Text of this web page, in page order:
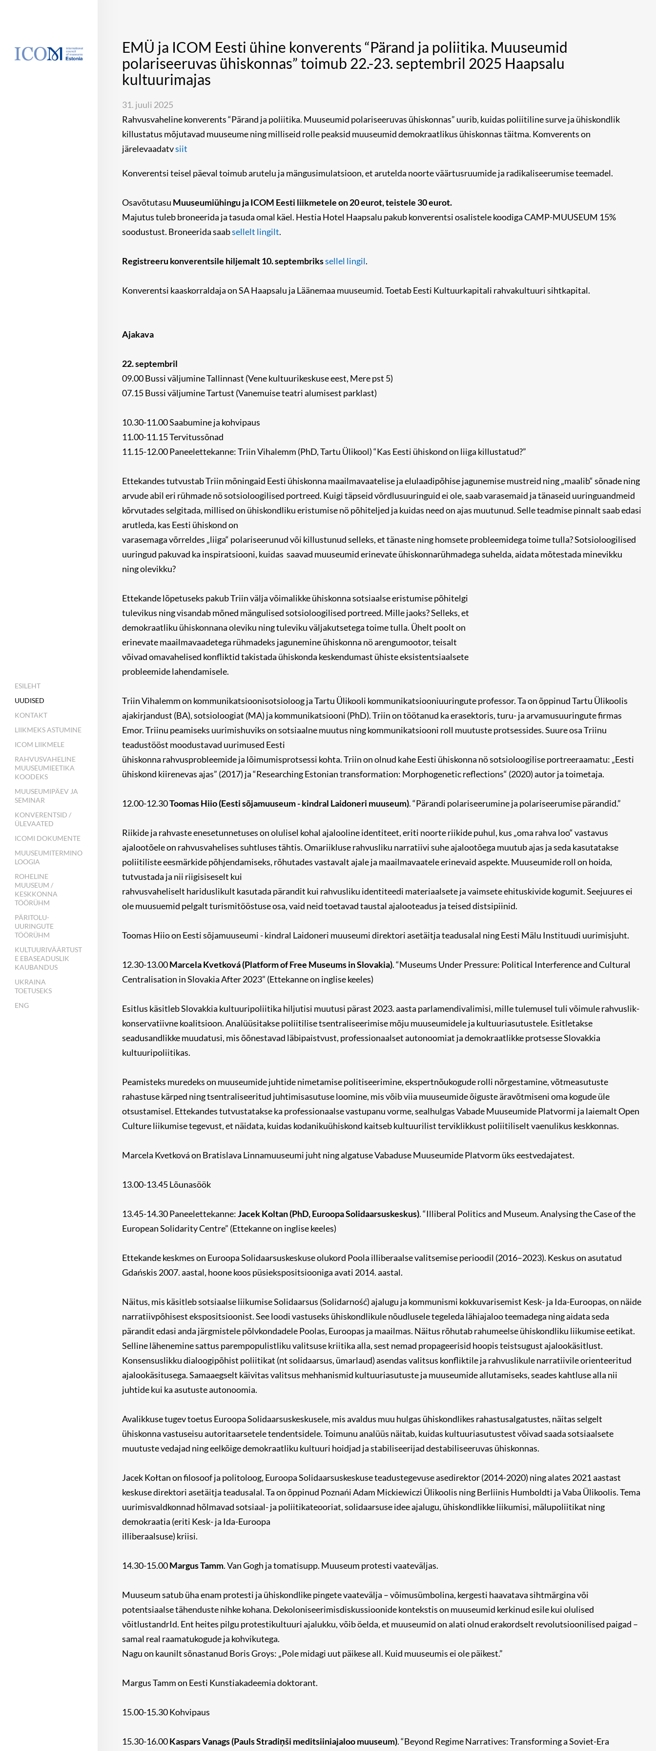
ESILEHT
UUDISED
KONTAKT
LIIKMEKS ASTUMINE
ICOM LIIKMELE
RAHVUSVAHELINE
MUUSEUMIEETIKA
KOODEKS
MUUSEUMIPÄEV JA
SEMINAR
KONVERENTSID /
ÜLEVAATED
ICOMI DOKUMENTE
MUUSEUMITERMINO
LOOGIA
ROHELINE
MUUSEUM /
KESKKONNA
TÖÖRÜHM
PÄRITOLU-
UURINGUTE
TÖÖRÜHM
KULTUURIVÄÄRTUST
E EBASEADUSLIK
KAUBANDUS
UKRAINA
TOETUSEKS
ENG
EMÜ ja ICOM Eesti ühine konverents “Pärand ja poliitika. Muuseumid
polariseeruvas ühiskonnas” toimub 22.-23. septembril 2025 Haapsalu
kultuurimajas
31. juuli 2025
Rahvusvaheline konverents “Pärand ja poliitika. Muuseumid polariseeruvas ühiskonnas” uurib, kuidas poliitiline surve ja ühiskondlik
killustatus mõjutavad muuseume ning milliseid rolle peaksid muuseumid demokraatlikus ühiskonnas täitma. Komverents on
järelevaadatvsiit
Konverentsi teisel päeval toimub arutelu ja mängusimulatsioon, et arutelda noorte väärtusruumide ja radikaliseerumise teemadel.
Osavõtutasu Muuseumiühingu ja ICOM Eesti liikmetele on 20 eurot, teistele 30 eurot.
Majutus tuleb broneerida ja tasuda omal käel. Hestia Hotel Haapsalu pakub konverentsi osalistele koodiga CAMP-MUUSEUM 15%
soodustust. Broneerida saabsellelt lingilt.
Registreeru konverentsile hiljemalt 10. septembrikssellel lingil.
Konverentsi kaaskorraldaja on SA Haapsalu ja Läänemaa muuseumid. Toetab Eesti Kultuurkapitali rahvakultuuri sihtkapital.
Ajakava
22. septembril
09.00 Bussi väljumine Tallinnast (Vene kultuurikeskuse eest, Mere pst 5)
07.15 Bussi väljumine Tartust (Vanemuise teatri alumisest parklast)
10.30-11.00 Saabumine ja kohvipaus
11.00-11.15 Tervitussõnad
11.15-12.00 Paneelettekanne: Triin Vihalemm (PhD, Tartu Ülikool) “Kas Eesti ühiskond on liiga killustatud?”
Ettekandes tutvustab Triin mõningaid Eesti ühiskonna maailmavaatelise ja elulaadipõhise jagunemise mustreid ning „maalib“ sõnade ning
arvude abil eri rühmade nö sotsioloogilised portreed. Kuigi täpseid võrdlusuuringuid ei ole, saab varasemaid ja tänaseid uuringuandmeid
kõrvutades selgitada, millised on ühiskondliku eristumise nö põhiteljed ja kuidas need on ajas muutunud. Selle teadmise pinnalt saab edasi
arutleda, kas Eesti ühiskond on
varasemaga võrreldes „liiga“ polariseerunud või killustunud selleks, et tänaste ning homsete probleemidega toime tulla? Sotsioloogilised
uuringud pakuvad ka inspiratsiooni, kuidas saavad muuseumid erinevate ühiskonnarühmadega suhelda, aidata mõtestada minevikku
ning olevikku?
Ettekande lõpetuseks pakub Triin välja võimalikke ühiskonna sotsiaalse eristumise põhitelgi
tulevikus ning visandab mõned mängulised sotsioloogilised portreed. Mille jaoks? Selleks, et
demokraatliku ühiskonnana oleviku ning tuleviku väljakutsetega toime tulla. Ühelt poolt on
erinevate maailmavaadetega rühmadeks jagunemine ühiskonna nö arengumootor, teisalt
võivad omavahelised konfliktid takistada ühiskonda keskendumast ühiste eksistentsiaalsete
probleemide lahendamisele.
Triin Vihalemm on kommunikatsioonisotsioloog ja Tartu Ülikooli kommunikatsiooniuuringute professor. Ta on õppinud Tartu Ülikoolis
ajakirjandust (BA), sotsioloogiat (MA) ja kommunikatsiooni (PhD). Triin on töötanud ka erasektoris, turu- ja arvamusuuringute firmas
Emor. Triinu peamiseks uurimishuviks on sotsiaalne muutus ning kommunikatsiooni roll muutuste protsessides. Suure osa Triinu
teadustööst moodustavad uurimused Eesti
ühiskonna rahvusprobleemide ja lõimumisprotsessi kohta. Triin on olnud kahe Eesti ühiskonna nö sotsioloogilise portreeraamatu: „Eesti
ühiskond kiirenevas ajas” (2017) ja “Researching Estonian transformation: Morphogenetic reflections“ (2020) autor ja toimetaja.
12.00-12.30Toomas Hiio (Eesti sõjamuuseum - kindral Laidoneri muuseum). “Pärandi polariseerumine ja polariseerumise pärandid.”
Riikide ja rahvaste enesetunnetuses on olulisel kohal ajalooline identiteet, eriti noorte riikide puhul, kus „oma rahva loo“ vastavus
ajalootõele on rahvusvahelises suhtluses tähtis. Omariikluse rahvusliku narratiivi suhe ajalootõega muutub ajas ja seda kasutatakse
poliitiliste eesmärkide põhjendamiseks, rõhutades vastavalt ajale ja maailmavaatele erinevaid aspekte. Muuseumide roll on hoida,
tutvustada ja nii riigisiseselt kui
rahvusvaheliselt hariduslikult kasutada pärandit kui rahvusliku identiteedi materiaalsete ja vaimsete ehituskivide kogumit. Seejuures ei
ole muusuemid pelgalt turismitööstuse osa, vaid neid toetavad taustal ajalooteadus ja teised distsipiinid.
Toomas Hiio on Eesti sõjamuuseumi - kindral Laidoneri muuseumi direktori asetäitja teadusalal ning Eesti Mälu Instituudi uurimisjuht.
12.30-13.00Marcela Kvetková (Platform of Free Museums in Slovakia). “Museums Under Pressure: Political Interference and Cultural
Centralisation in Slovakia After 2023” (Ettekanne on inglise keeles)
Esitlus käsitleb Slovakkia kultuuripoliitika hiljutisi muutusi pärast 2023. aasta parlamendivalimisi, mille tulemusel tuli võimule rahvuslik-
konservatiivne koalitsioon. Analüüsitakse poliitilise tsentraliseerimise mõju muuseumidele ja kultuuriasutustele. Esitletakse
seadusandlikke muudatusi, mis õõnestavad läbipaistvust, professionaalset autonoomiat ja demokraatlikke protsesse Slovakkia
kultuuripoliitikas.
Peamisteks muredeks on muuseumide juhtide nimetamise politiseerimine, ekspertnõukogude rolli nõrgestamine, võtmeasutuste
rahastuse kärped ning tsentraliseeritud juhtimisasutuse loomine, mis võib viia muuseumide õiguste äravõtmiseni oma kogude üle
otsustamisel. Ettekandes tutvustatakse ka professionaalse vastupanu vorme, sealhulgas Vabade Muuseumide Platvormi ja laiemalt Open
Culture liikumise tegevust, et näidata, kuidas kodanikuühiskond kaitseb kultuurilist terviklikkust poliitiliselt vaenulikus keskkonnas.
Marcela Kvetková on Bratislava Linnamuuseumi juht ning algatuse Vabaduse Muuseumide Platvorm üks eestvedajatest.
13.00-13.45 Lõunasöök
13.45-14.30 Paneelettekanne:Jacek Koltan (PhD, Euroopa Solidaarsuskeskus). “Illiberal Politics and Museum. Analysing the Case of the
European Solidarity Centre” (Ettekanne on inglise keeles)
Ettekande keskmes on Euroopa Solidaarsuskeskuse olukord Poola illiberaalse valitsemise perioodil (2016–2023). Keskus on asutatud
Gdańskis 2007. aastal, hoone koos püsiekspositsiooniga avati 2014. aastal.
Näitus, mis käsitleb sotsiaalse liikumise Solidaarsus (Solidarność) ajalugu ja kommunismi kokkuvarisemist Kesk- ja Ida-Euroopas, on näide
narratiivpõhisest ekspositsioonist. See loodi vastuseks ühiskondlikule nõudlusele tegeleda lähiajaloo teemadega ning aidata seda
pärandit edasi anda järgmistele põlvkondadele Poolas, Euroopas ja maailmas. Näitus rõhutab rahumeelse ühiskondliku liikumise eetikat.
Selline lähenemine sattus parempopulistliku valitsuse kriitika alla, sest nemad propageerisid hoopis teistsugust ajalookäsitlust.
Konsensuslikku dialoogipõhist poliitikat (nt solidaarsus, ümarlaud) asendas valitsus konfliktile ja rahvuslikule narratiivile orienteeritud
ajalookäsitusega. Samaaegselt käivitas valitsus mehhanismid kultuuriasutuste ja muuseumide allutamiseks, seades kahtluse alla nii
juhtide kui ka asutuste autonoomia.
Avalikkuse tugev toetus Euroopa Solidaarsuskeskusele, mis avaldus muu hulgas ühiskondlikes rahastusalgatustes, näitas selgelt
ühiskonna vastuseisu autoritaarsetele tendentsidele. Toimunu analüüs näitab, kuidas kultuuriasutustest võivad saada sotsiaalsete
muutuste vedajad ning eelkõige demokraatliku kultuuri hoidjad ja stabiliseerijad destabiliseeruvas ühiskonnas.
Jacek Kołtan on filosoof ja politoloog, Euroopa Solidaarsuskeskuse teadustegevuse asedirektor (2014-2020) ning alates 2021 aastast
keskuse direktori asetäitja teadusalal. Ta on õppinud Poznańi Adam Mickiewiczi Ülikoolis ning Berliinis Humboldti ja Vaba Ülikoolis. Tema
uurimisvaldkonnad hõlmavad sotsiaal- ja poliitikateooriat, solidaarsuse idee ajalugu, ühiskondlikke liikumisi, mälupoliitikat ning
demokraatia (eriti Kesk- ja Ida-Euroopa
illiberaalsuse) kriisi.
14.30-15.00Margus Tamm. Van Gogh ja tomatisupp. Muuseum protesti vaateväljas.
Muuseum satub üha enam protesti ja ühiskondlike pingete vaatevälja – võimusümbolina, kergesti haavatava sihtmärgina või
potentsiaalse tähenduste nihke kohana. Dekoloniseerimisdiskussioonide kontekstis on muuseumid kerkinud esile kui olulised
võitlustandrId. Ent heites pilgu protestikultuuri ajalukku, võib öelda, et muuseumid on alati olnud erakordselt revolutsioonilised paigad –
samal real raamatukogude ja kohvikutega.
Nagu on kaunilt sõnastanud Boris Groys: „Pole midagi uut päikese all. Kuid muuseumis ei ole päikest.”
Margus Tamm on Eesti Kunstiakadeemia doktorant.
15.00-15.30 Kohvipaus
15.30-16.00Kaspars Vanags (Pauls Stradiņši meditsiiniajaloo muuseum). “Beyond Regime Narratives: Transforming a Soviet-Era